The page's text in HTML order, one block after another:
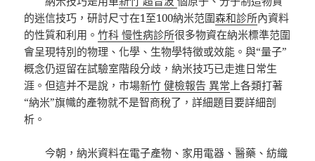
的迷信技巧，研討尺寸在1至100納米范圍森和診所內資料
的性質和利用。竹科 慢性病診所很多物資在納米標準范圍
會呈現特別的物理、化學、生物學特徵或效能。與“量子”
概念仍逗留在試驗室階段分歧，納米技巧已走進日常生
涯。但這并不是說，市場新竹 健檢報告 異常 上各類打著
“納米”旗幟的產物就不是智商稅了，詳細題目要詳細剖
析。
今朝，納米資料在電子產物、家用電器、醫藥、紡織